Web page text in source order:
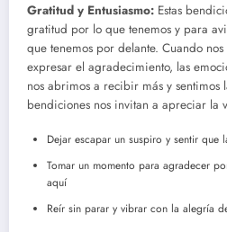
Gratitud y Entusiasmo: Estas
gratitud por lo que tenemos y para
que tenemos por delante. Cuando
expresar el agradecimiento, las
nos abrimos a recibir más y sentimos
bendiciones nos invitan a apreciar la
Dejar escapar un suspiro y sentir que
Tomar un momento para agradecer
aquí
Reír sin parar y vibrar con la alegría